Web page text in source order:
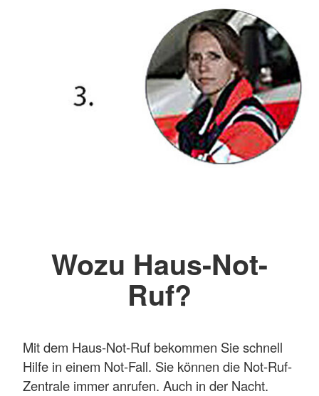
Wozu Haus-Not-
Ruf?
Mit dem Haus-Not-Ruf bekommen Sie schnell
Hilfe in einem Not-Fall. Sie können die Not-Ruf-
Zentrale immer anrufen. Auch in der Nacht.